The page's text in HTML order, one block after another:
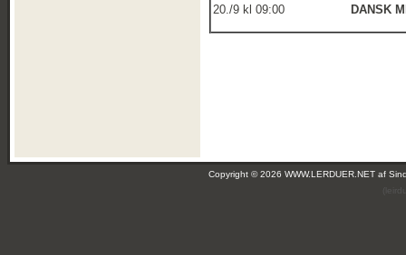
20./9 kl 09:00
DANSK
Copyright © 2026 WWW.LERDUER.NET af